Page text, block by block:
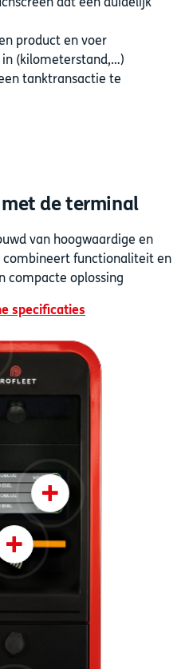
product en voer
in (kilometerstand,…)
tanktransactie te
de terminal
van hoogwaardige en
functionaliteit en
compacte oplossing
specificaties
+
+